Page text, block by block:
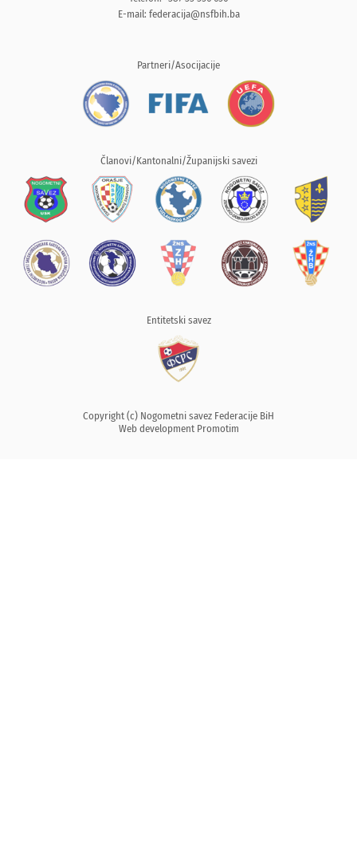
E-mail: federacija@nsfbih.ba
Partneri/Asocijacije
Članovi/Kantonalni/Županijski savezi
Entitetski savez
Copyright (c) Nogometni savez Federacije BiH
Web development Promotim